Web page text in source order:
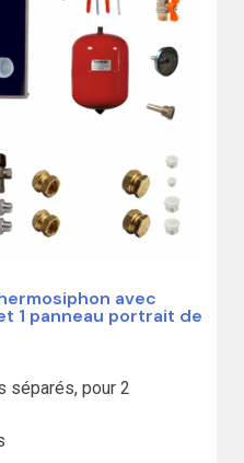
avec
1 panneau portrait de
séparés, pour 2